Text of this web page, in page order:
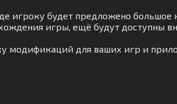
игроку будет предложено
игры, ещё будут доступны
модификаций для ваших игр и